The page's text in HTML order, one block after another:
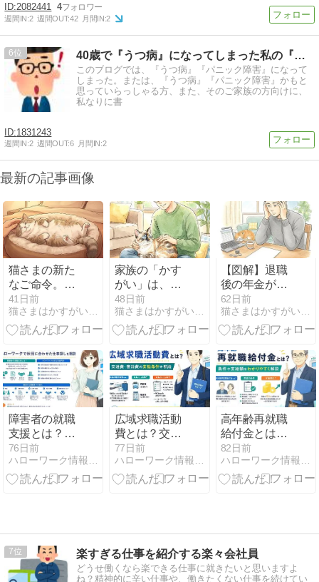
2082441 4
週間IN:2 週間OUT:42 月間IN:2
6 40歳で『うつ病』になってしまった私の『自宅でも稼いでいる仕
このブログでは、『うつ病』『パニック障害』になって
しまった。または、『うつ病』『パニック障害』かもと
思っていらっしゃる方、また、そのご家族の方向けに、
私なりに書
1831243
週間IN:2 週間OUT:6 月間IN:2
最新の記事画像
猫さまの新た
なご命令。そ
れはまさかの
「寝かしつ
け」でした。
41日前
猫さまはかすがい 氷河期リストラ民は如何にして穏やかに生きる
家族の「かす
がい」は、一
匹の元野良猫
さまでした。
殺伐とした我
くれた、小さ
な神様の話。
48日前
猫さまはかすがい 氷河期リストラ民は如何にして穏やかに生きる
【図解】退職
後の年金が払
えない？40代
が「全額免
除」を受ける
略
62日前
猫さまはかすがい 氷河期リストラ民は如何にして穏やかに生きる
障害者の就職
支援とは？ハ
ローワークで
状況に合わせ
た仕事探しを
76日前
ハローワーク情報検索サイト【ハロナビ】
広域求職活動
費とは？交通
費・宿泊費の
支給条件を解
説
77日前
ハローワーク情報検索サイト【ハロナビ】
高年齢再就職
給付金とは？
条件や支給額
をわかりやす
く解説
82日前
ハローワーク情報検索サイト【ハロナビ】
7 楽すぎる仕事を紹介する楽々会社員
どうせ働くなら楽できる仕事に就きたいと思いますよ
ね？精神的に辛い仕事や、働きたくない仕事を続けてい